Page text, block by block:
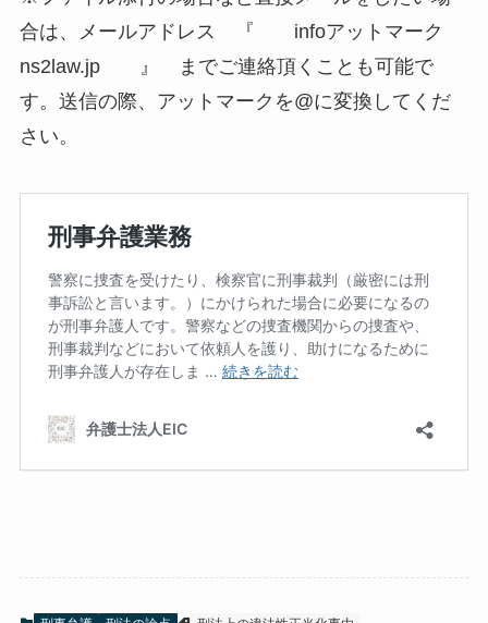
合は、メールアドレス 『 infoアットマーク
ns2law.jp 』 までご連絡頂くことも可能で
す。送信の際、アットマークを@に変換してくだ
さい。